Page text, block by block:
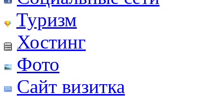
Туризм
Хостинг
Фото
Сайт визитка